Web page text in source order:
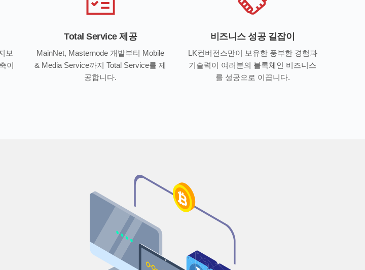
보
이
Total Service 제공
MainNet, Masternode 개발부터 Mobile
& Media Service까지 Total Service를 제
공합니다.
비즈니스 성공 길잡이
LK컨버전스만이 보유한 풍부한 경험과
기술력이 여러분의 블록체인 비즈니스
를 성공으로 이끕니다.